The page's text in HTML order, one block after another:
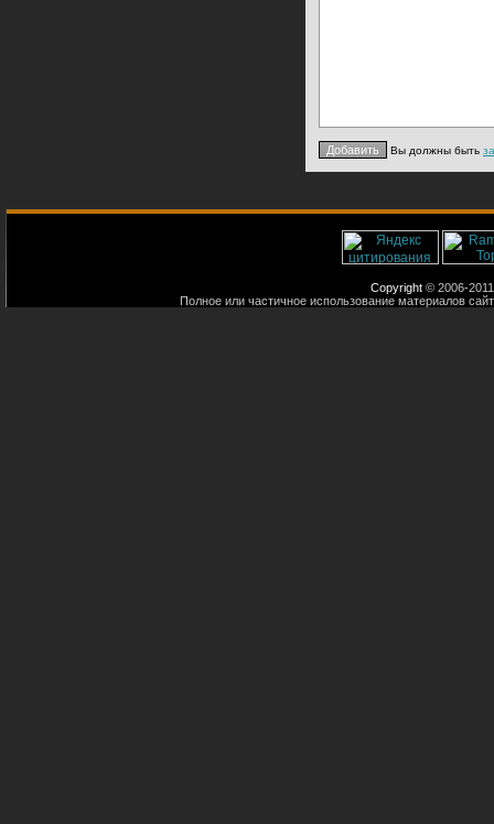
Вы должны быть
Copyright © 2006-
Полное или частичное использование материалов